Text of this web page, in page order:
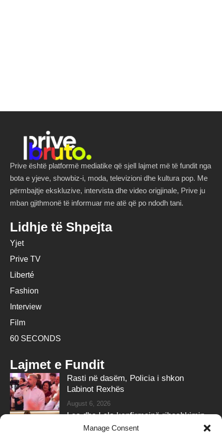
Manage Consent
Prive është platformë mediatike që sjell lajmet më të fundit nga
bota e yjeve, showbiz-i, moda, televizioni dhe kultura pop. Me
përmbajtje ekskluzive, intervista dhe video origjinale, Prive ju
mban gjithmonë të informuar me atë që po ndodh tani.
Lidhje të Shpejta
Yjet
Prive TV
Liberté
Fashion
Interview
Film
60 SECONDS
Lajmet e Fundit
Rasti në dasëm, Policia i shkon
Labinot Rexhës
August 6, 2026
Leo dhe Lela konfirmojnë ribashkimin
me klipin e ri